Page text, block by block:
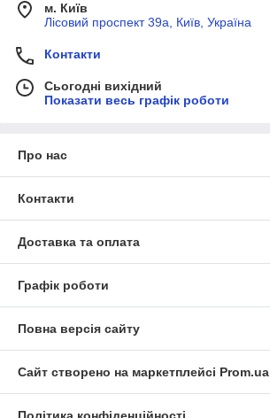
м. Київ
Лісовий проспект 39а, Київ, Україна
Контакти
Сьогодні вихідний
Показати весь графік роботи
Про нас
Контакти
Доставка та оплата
Графік роботи
Повна версія сайту
Сайт створено на маркетплейсі Prom.ua